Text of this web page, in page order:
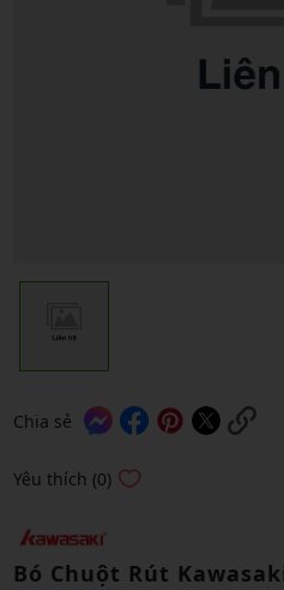
Chia sẻ
Yêu thích (0)
Bó Chuột Rút